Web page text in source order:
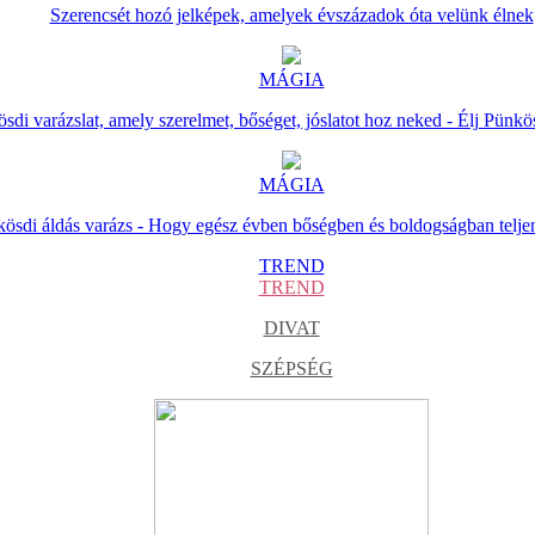
Szerencsét hozó jelképek, amelyek évszázadok óta velünk élnek
MÁGIA
varázslat, amely szerelmet, bőséget, jóslatot hoz neked - Élj
MÁGIA
áldás varázs - Hogy egész évben bőségben és boldogságban
TREND
TREND
DIVAT
SZÉPSÉG